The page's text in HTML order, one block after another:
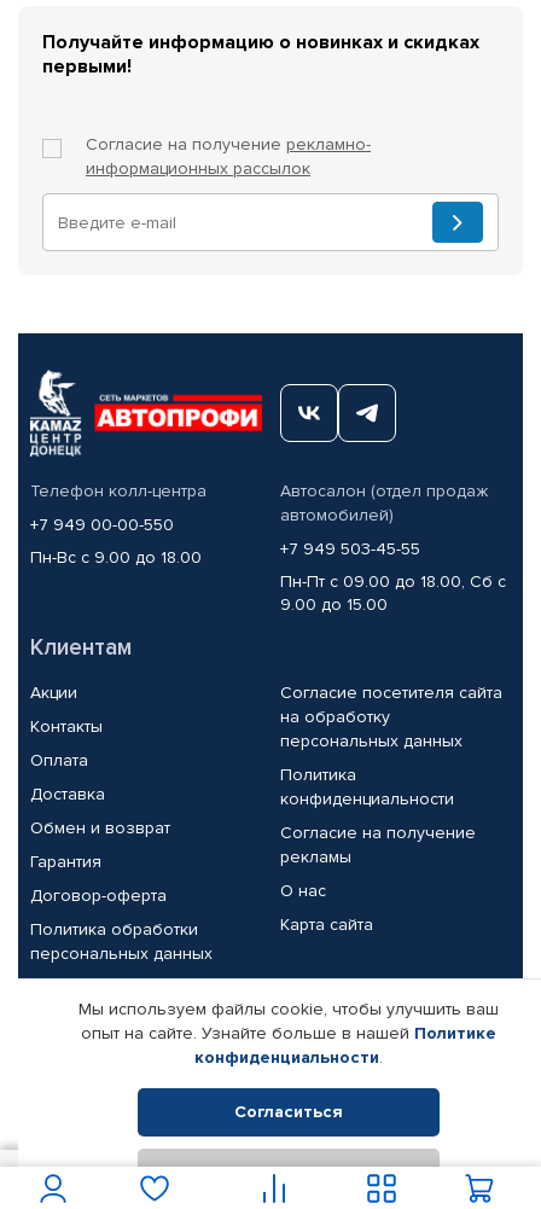
Получайте информацию о новинках и скидках
первыми!
Согласие на получение рекламно-
информационных рассылок
Телефон колл-центра
+7 949 00-00-550
Пн-Вс с 9.00 до 18.00
Автосалон (отдел продаж
автомобилей)
+7 949 503-45-55
Пн-Пт с 09.00 до 18.00, Сб с
9.00 до 15.00
Клиентам
Акции
Контакты
Оплата
Доставка
Обмен и возврат
Гарантия
Договор-оферта
Политика обработки
персональных данных
Согласие посетителя сайта
на обработку
персональных данных
Политика
конфиденциальности
Согласие на получение
рекламы
О нас
Карта сайта
Партнерам
Корпоративным клиентам
Поставщикам
Реквизиты компании
© КАМАЗ ЦЕНТР ДОНЕЦК, 2015-2026. Все права защищены.
Интернет-магазин автомобильных товаров Автопрофи.
Мы используем файлы cookie, чтобы улучшить ваш
опыт на сайте. Узнайте больше в нашей Политике
конфиденциальности.
Согласиться
Отклонить
В корзину